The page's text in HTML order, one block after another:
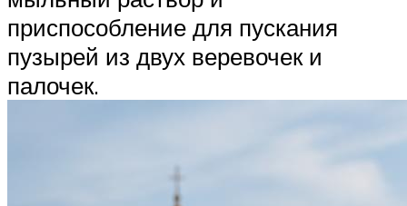
приспособление для пускания
пузырей из двух веревочек и
палочек.